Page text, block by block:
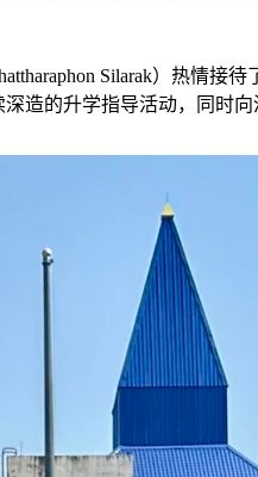
Silarak）热情接
造的升学指导活动，同时向